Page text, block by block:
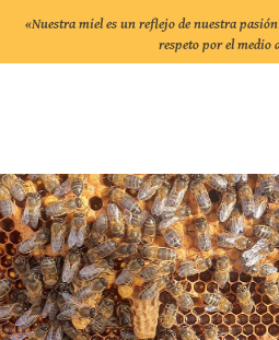
«Nuestra miel es un reflejo de nuestra
respeto por el medio